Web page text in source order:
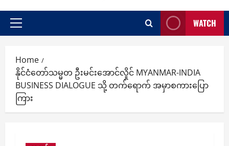
Primary
WATCH
Home
နိုင်ငံတော်သမ္မတ ဦးမင်းအောင်လှိုင် MYANMAR-INDIA
BUSINESS DIALOGUE သို့ တက်ရောက် အမှာစကားပြော
ကြား